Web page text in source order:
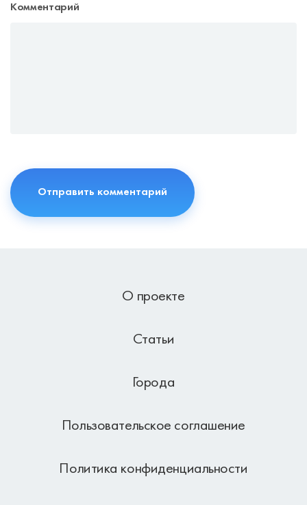
Комментарий
О проекте
Статьи
Города
Пользовательское соглашение
Политика конфиденциальности